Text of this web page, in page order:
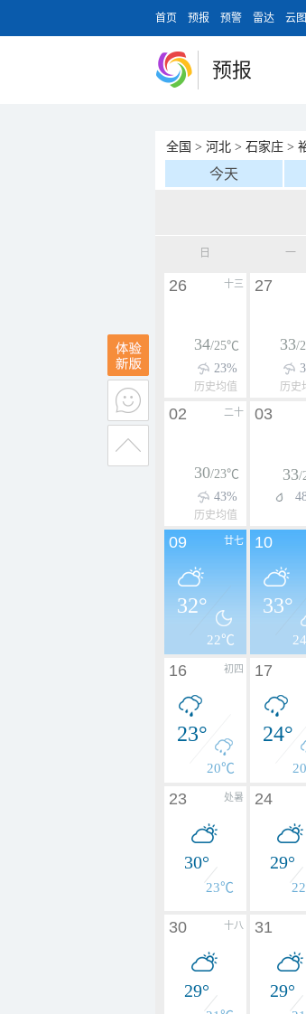
首页 预报 预警 雷达 云图
预报
全国 > 河北 > 石家庄 >
今天
日 一
十三
26
34/25℃
23%
历史均值
27
33/
历史
二十
02
30/23℃
43%
历史均值
03
33/
廿七
09
32°
22℃
10
33°
初四
16
23°
20℃
17
24°
处暑
23
30°
23℃
24
29°
十八
30
29°
31
29°